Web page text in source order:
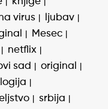
virus
ljubav
Mesec
netflix
sad
original
srbija